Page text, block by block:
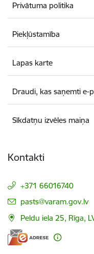
Privātuma politika
Piekļūstamība
Lapas karte
Draudi, kas saņemti e-
Sīkdatņu izvēles maiņa
Kontakti
+371 66016740
E-pasts:
pasts@varam.gov.lv
Peldu iela 25, Rīga,